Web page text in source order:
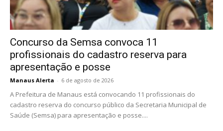
Concurso da Semsa convoca 11
profissionais do cadastro reserva para
apresentação e posse
Manaus Alerta - 6 de agosto de 2026
A Prefeitura de Manaus está convocando 11 profissionais do
cadastro reserva do concurso público da Secretaria Municipal de
Saúde (Semsa) para apresentação e posse....